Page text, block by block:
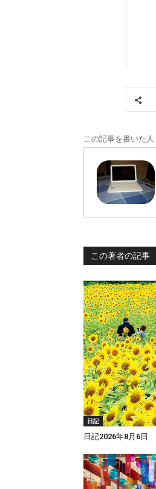
この記事を書いた人
この著者の記事
日記
日記2026年8月6日